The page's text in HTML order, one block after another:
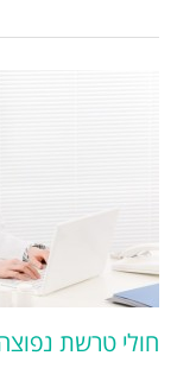
חולי טרשת